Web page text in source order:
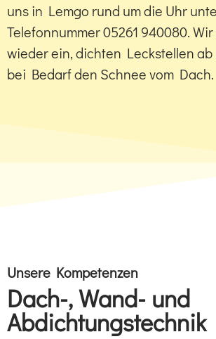
uns in Lemgo rund um die Uhr
Telefonnummer 05261 940080.
wieder ein, dichten Leckstellen ab
bei Bedarf den Schnee vom Dach.
Unsere Kompetenzen
Dach-, Wand- und
Abdichtungstechnik